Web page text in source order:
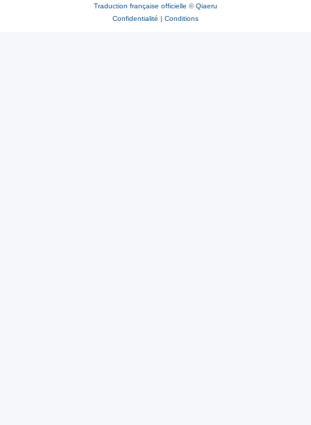
Traduction française officielle ©Qiaeru
Confidentialité | Conditions